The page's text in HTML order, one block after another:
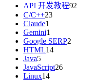
API 开发教程92
C/C++23
Claude1
Gemini1
Google SERP2
HTML14
Java5
JavaScript26
Linux14